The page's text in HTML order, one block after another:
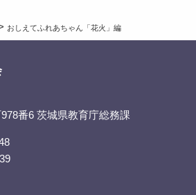
おしえてふれあちゃん「花火」編
番6 茨城県教育庁総務課